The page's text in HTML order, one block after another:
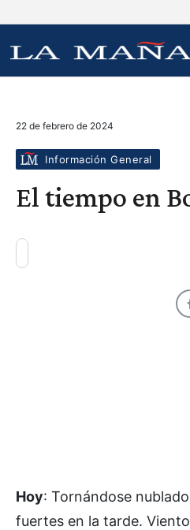
22 de febrero de 2024
Información General
El tiempo en
Hoy: Tornándose
fuertes en la tarde.